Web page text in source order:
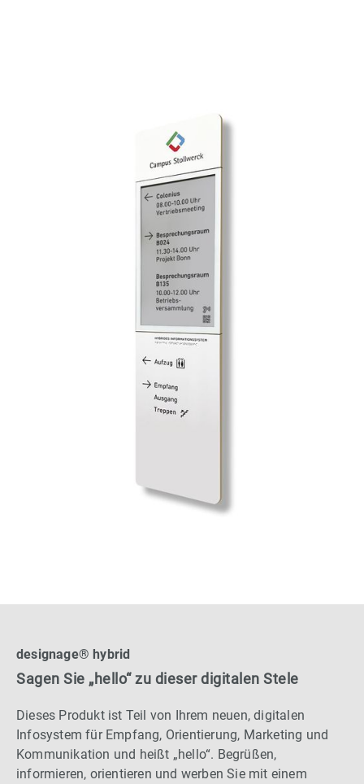
designage® hybrid
Sagen Sie „hello“ zu dieser digitalen Stele
Dieses Produkt ist Teil von Ihrem neuen, digitalen
Infosystem für Empfang, Orientierung, Marketing und
Kommunikation und heißt „hello“. Begrüßen,
informieren, orientieren und werben Sie mit einem